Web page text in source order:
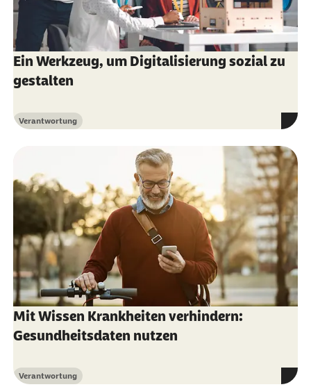
Ein Werkzeug, um Digitalisierung sozial zu
gestalten
Kategorie
Verantwortung
Mit Wissen Krankheiten verhindern:
Gesundheitsdaten nutzen
Kategorie
Verantwortung